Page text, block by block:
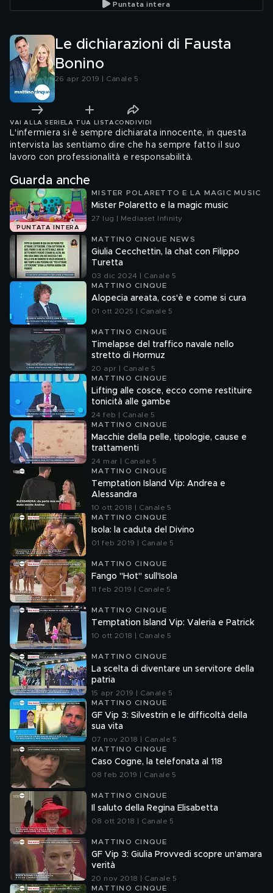
Puntata intera
Le dichiarazioni di Fausta
Bonino
26 apr 2019 | Canale 5
VAI ALLA SERIE LA TUA LISTA CONDIVIDI
L'infermiera si è sempre dichiarata innocente, in questa
intervista las sentiamo dire che ha sempre fatto il suo
lavoro con professionalità e responsabilità.
Guarda anche
PUNTATA INTERA
MISTER POLARETTO E LA MAGIC MUSIC
Mister Polaretto e la magic music
27 lug | Mediaset Infinity
MATTINO CINQUE NEWS
Giulia Cecchettin, la chat con Filippo
Turetta
03 dic 2024 | Canale 5
MATTINO CINQUE
Alopecia areata, cos'è e come si cura
01 ott 2025 | Canale 5
MATTINO CINQUE
Timelapse del traffico navale nello
stretto di Hormuz
20 apr | Canale 5
MATTINO CINQUE
Lifting alle cosce, ecco come restituire
tonicità alle gambe
24 feb | Canale 5
MATTINO CINQUE
Macchie della pelle, tipologie, cause e
trattamenti
24 mar | Canale 5
MATTINO CINQUE
Temptation Island Vip: Andrea e
Alessandra
10 ott 2018 | Canale 5
MATTINO CINQUE
Isola: la caduta del Divino
01 feb 2019 | Canale 5
MATTINO CINQUE
Fango "Hot" sull'Isola
11 feb 2019 | Canale 5
MATTINO CINQUE
Temptation Island Vip: Valeria e Patrick
10 ott 2018 | Canale 5
MATTINO CINQUE
La scelta di diventare un servitore della
patria
15 apr 2019 | Canale 5
MATTINO CINQUE
GF Vip 3: Silvestrin e le difficoltà della
sua vita
07 nov 2018 | Canale 5
MATTINO CINQUE
Caso Cogne, la telefonata al 118
08 feb 2019 | Canale 5
MATTINO CINQUE
Il saluto della Regina Elisabetta
08 ott 2018 | Canale 5
MATTINO CINQUE
GF Vip 3: Giulia Provvedi scopre un'amara
verità
20 nov 2018 | Canale 5
MATTINO CINQUE